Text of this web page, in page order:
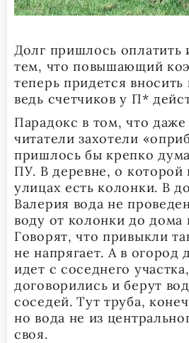
Долг пришлось оплатить
тем, что повышающий
теперь придется
ведь счетчиков у П*
Парадокс в том, что
читатели захотели
пришлось бы крепко
ПУ. В деревне, о которой
улицах есть колонки. В
Валерия вода не
воду от колонки до дома
Говорят, что привыкли
не напрягает. А в огород
идет с соседнего
договорились и берут
соседей. Тут труба,
но вода не из
своя.